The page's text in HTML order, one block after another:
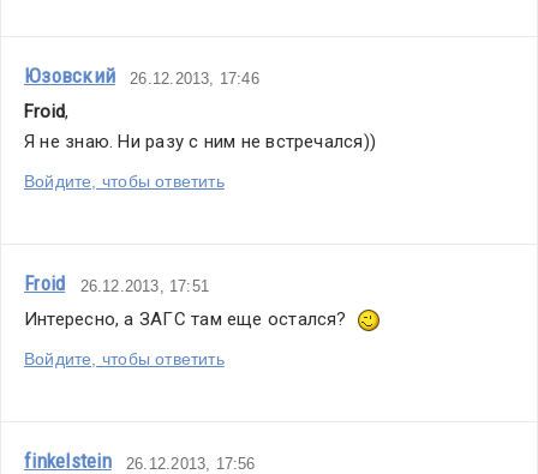
Юзовский 26.12.2013, 17:46
Froid,
Я не знаю. Ни разу с ним не встречался))
Войдите, чтобы ответить
Froid 26.12.2013, 17:51
Интересно, а ЗАГС там еще остался?
Войдите, чтобы ответить
finkelstein 26.12.2013, 17:56